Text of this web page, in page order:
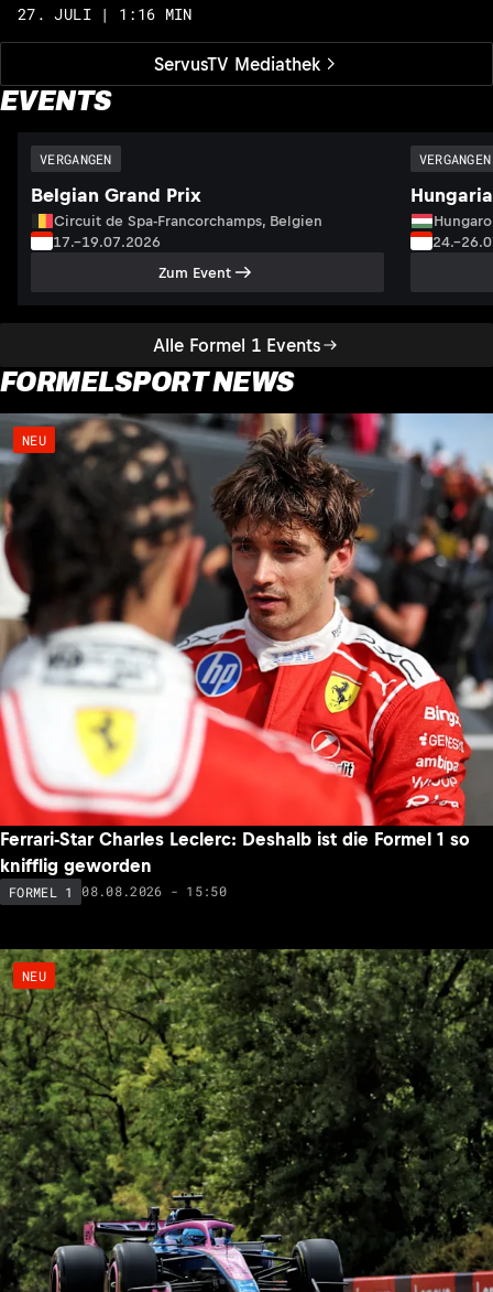
ServusTV Mediathek
27. JULI | 1:16 MIN
EVENTS
Alle Formel 1 Events
VERGANGEN
Belgian Grand Prix
Circuit de Spa-Francorchamps, Belgien
17.–19.07.2026
Zum Event
VERGANGEN
FORMELSPORT NEWS
NEU
Ferrari-Star Charles Leclerc: Deshalb ist die Formel 1 so
knifflig geworden
FORMEL 1 08.08.2026 - 15:50
NEU